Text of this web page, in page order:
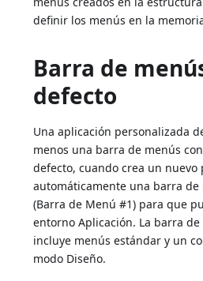
definir los menús en la
Barra de
defecto
Una aplicación personalizada
menos una barra de menús
defecto, cuando crea un nuevo
automáticamente una barra
(Barra de Menú #1) para que
entorno Aplicación. La barra
incluye menús estándar y un
modo Diseño.